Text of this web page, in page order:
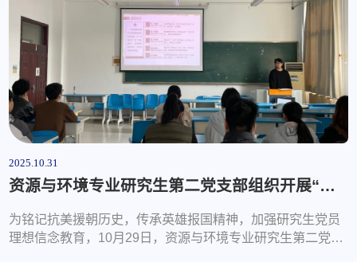
平总书记在广东考察时的重要讲话，与会人员集中学习了中
共中央办公厅《党委（党组）意识...
2025.10.31
资源与环境专业研究生第二党支部组织开展“铭记抗美援朝史，传承英雄报国志”主题党日活动
为铭记抗美援朝历史，传承英雄报国精神，加强研究生党员
理想信念教育，10月29日，资源与环境专业研究生第二党支